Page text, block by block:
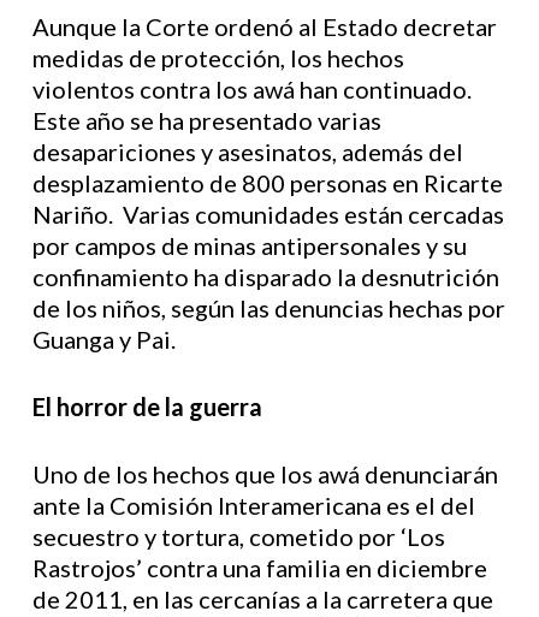
Aunque la Corte ordenó al Estado decretar
medidas de protección, los hechos
violentos contra los awá han continuado.
Este año se ha presentado varias
desapariciones y asesinatos, además del
desplazamiento de 800 personas en Ricarte
Nariño. Varias comunidades están cercadas
por campos de minas antipersonales y su
confinamiento ha disparado la desnutrición
de los niños, según las denuncias hechas por
Guanga y Pai.
El horror de la guerra
Uno de los hechos que los awá denunciarán
ante la Comisión Interamericana es el del
secuestro y tortura, cometido por ‘Los
Rastrojos’ contra una familia en diciembre
de 2011, en las cercanías a la carretera que